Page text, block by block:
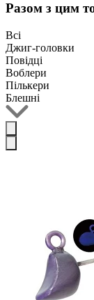
Разом з цим
Всі
Джиг-головки
Повідці
Воблери
Пількери
Блешні